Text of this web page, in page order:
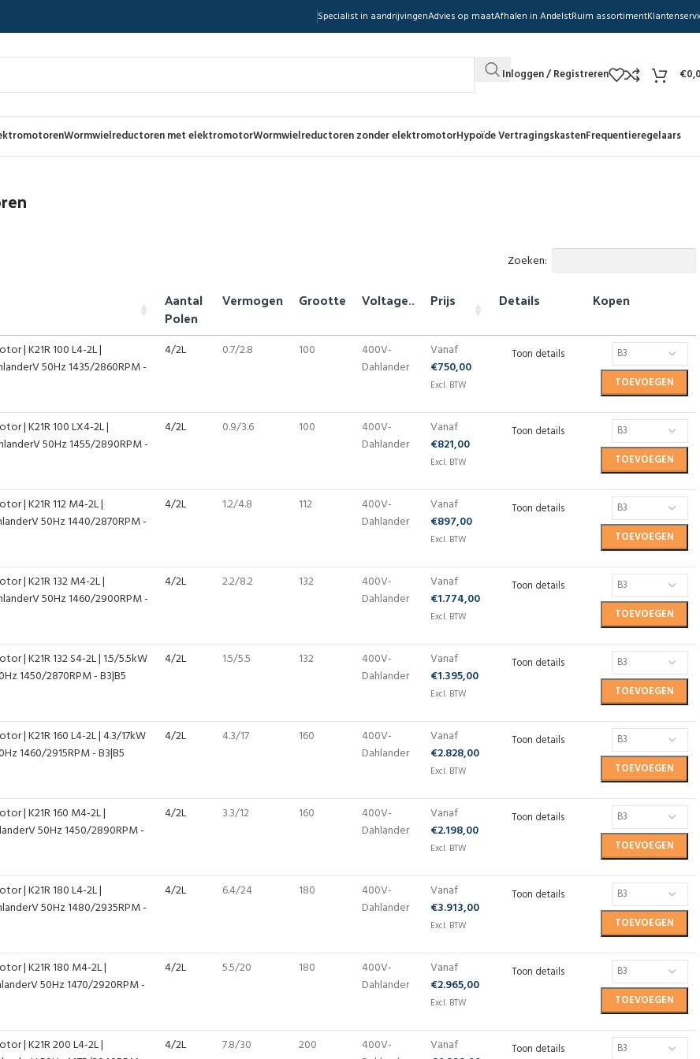
Specialist in aandrijvingenAdvies op maatAfhalen in AndelstRuim assortiment
Inloggen / Registreren €
Wormwielreductoren met elektromotorWormwielreductoren zonder elektromotorHypoïde VertragingskastenFrequentieregelaars
Zoeken:
Aantal
Polen
Vermogen Grootte Voltage.. Prijs Details Kopen
| K21R 100 L4-2L |
50Hz 1435/2860RPM -
4/2L 0.7/2.8 100
400V-
Dahlander
Vanaf
€750,00
Excl. BTW
Toon details
TOEVOEGEN
| K21R 100 LX4-2L |
50Hz 1455/2890RPM -
4/2L 0.9/3.6 100
400V-
Dahlander
Vanaf
€821,00
Excl. BTW
Toon details
TOEVOEGEN
| K21R 112 M4-2L |
50Hz 1440/2870RPM -
4/2L 1.2/4.8 112
400V-
Dahlander
Vanaf
€897,00
Excl. BTW
Toon details
TOEVOEGEN
| K21R 132 M4-2L |
50Hz 1460/2900RPM -
4/2L 2.2/8.2 132
400V-
Dahlander
Vanaf
€1.774,00
Excl. BTW
Toon details
TOEVOEGEN
| K21R 132 S4-2L | 1.5/5.5kW
1450/2870RPM - B3|B5
4/2L 1.5/5.5 132
400V-
Dahlander
Vanaf
€1.395,00
Excl. BTW
Toon details
TOEVOEGEN
| K21R 160 L4-2L | 4.3/17kW
1460/2915RPM - B3|B5
4/2L 4.3/17 160
400V-
Dahlander
Vanaf
€2.828,00
Excl. BTW
Toon details
TOEVOEGEN
| K21R 160 M4-2L |
50Hz 1450/2890RPM -
4/2L 3.3/12 160
400V-
Dahlander
Vanaf
€2.198,00
Excl. BTW
Toon details
TOEVOEGEN
| K21R 180 L4-2L |
50Hz 1480/2935RPM -
4/2L 6.4/24 180
400V-
Dahlander
Vanaf
€3.913,00
Excl. BTW
Toon details
TOEVOEGEN
| K21R 180 M4-2L |
50Hz 1470/2920RPM -
4/2L 5.5/20 180
400V-
Dahlander
Vanaf
€2.965,00
Excl. BTW
Toon details
TOEVOEGEN
| K21R 200 L4-2L |
4/2L 7.8/30 200
400V-
Vanaf
Toon details